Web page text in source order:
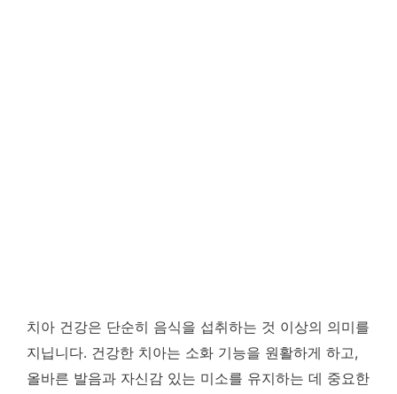
치아 건강은 단순히 음식을 섭취하는 것 이상의 의미를
지닙니다. 건강한 치아는 소화 기능을 원활하게 하고,
올바른 발음과 자신감 있는 미소를 유지하는 데 중요한